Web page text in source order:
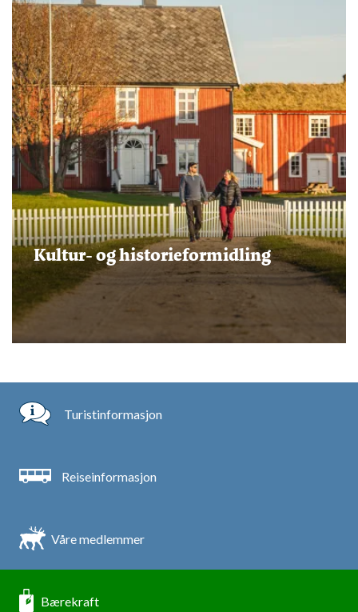
Kultur- og historieformidling
Turistinformasjon
Reiseinformasjon
Våre medlemmer
Bærekraft